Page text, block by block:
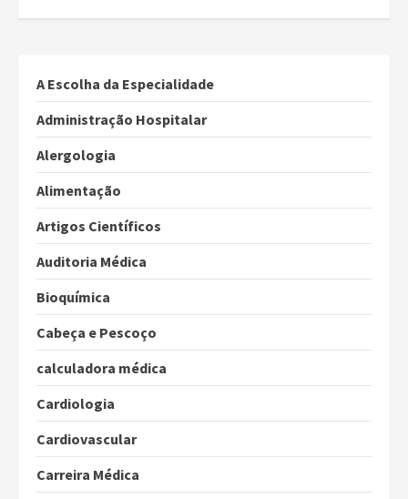
A Escolha da Especialidade
Administração Hospitalar
Alergologia
Alimentação
Artigos Científicos
Auditoria Médica
Bioquímica
Cabeça e Pescoço
calculadora médica
Cardiologia
Cardiovascular
Carreira Médica